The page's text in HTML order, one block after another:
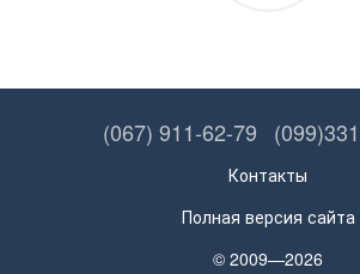
(067) 911-62-79
Контакты
Полная версия сайта
© 2009—2026